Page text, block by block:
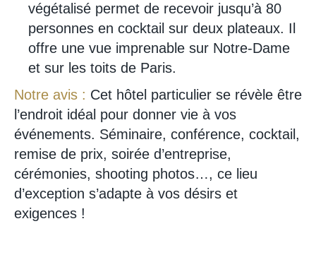
végétalisé permet de recevoir jusqu’à 80
personnes en cocktail sur deux plateaux. Il
offre une vue imprenable sur Notre-Dame
et sur les toits de Paris.
Notre avis : Cet hôtel particulier se révèle être
l’endroit idéal pour donner vie à vos
événements. Séminaire, conférence, cocktail,
remise de prix, soirée d’entreprise,
cérémonies, shooting photos…, ce lieu
d’exception s’adapte à vos désirs et
exigences !